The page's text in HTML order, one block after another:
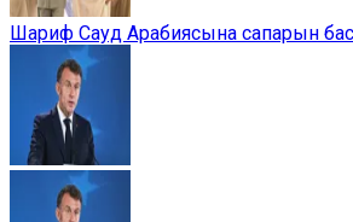
Шариф Сауд Арабиясына сапарын